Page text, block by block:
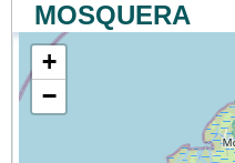
MOSQUERA
+
−